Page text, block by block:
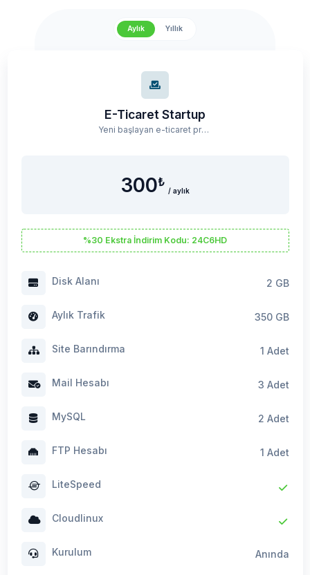
Aylık Yıllık
E-Ticaret Startup
Yeni başlayan e-ticaret projeleri için optimize edilmiş ekonomik hosting paketi.
300₺
/ aylık
%30 Ekstra İndirim Kodu: 24C6HD
Disk Alanı 2 GB
Aylık Trafik 350 GB
Site Barındırma 1 Adet
Mail Hesabı 3 Adet
MySQL 2 Adet
FTP Hesabı 1 Adet
LiteSpeed
Cloudlinux
Kurulum Anında